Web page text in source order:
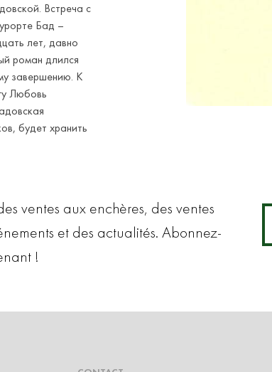
Встреча с
Бад –
лет, давно
роман длился
завершению. К
Любовь
будет хранить
ventes aux enchères, des ventes
et des actualités. Abonnez-
!